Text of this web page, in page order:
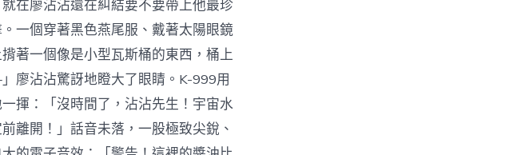
在廖沾沾還在糾結要不要帶上他最珍
一個穿著黑色燕尾服、戴著太陽眼鏡
著一個像是小型瓦斯桶的東西，桶上
廖沾沾驚訝地瞪大了眼睛。K-999用
揮：「沒時間了，沾沾先生！宇宙水
離開！」話音未落，一股極致尖銳、